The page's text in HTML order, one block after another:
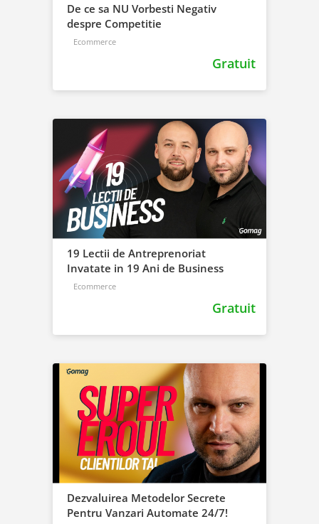
De ce sa NU Vorbesti Negativ
despre Competitie
Ecommerce
Gratuit
19 Lectii de Antreprenoriat
Invatate in 19 Ani de Business
Ecommerce
Gratuit
Dezvaluirea Metodelor Secrete
Pentru Vanzari Automate 24/7!